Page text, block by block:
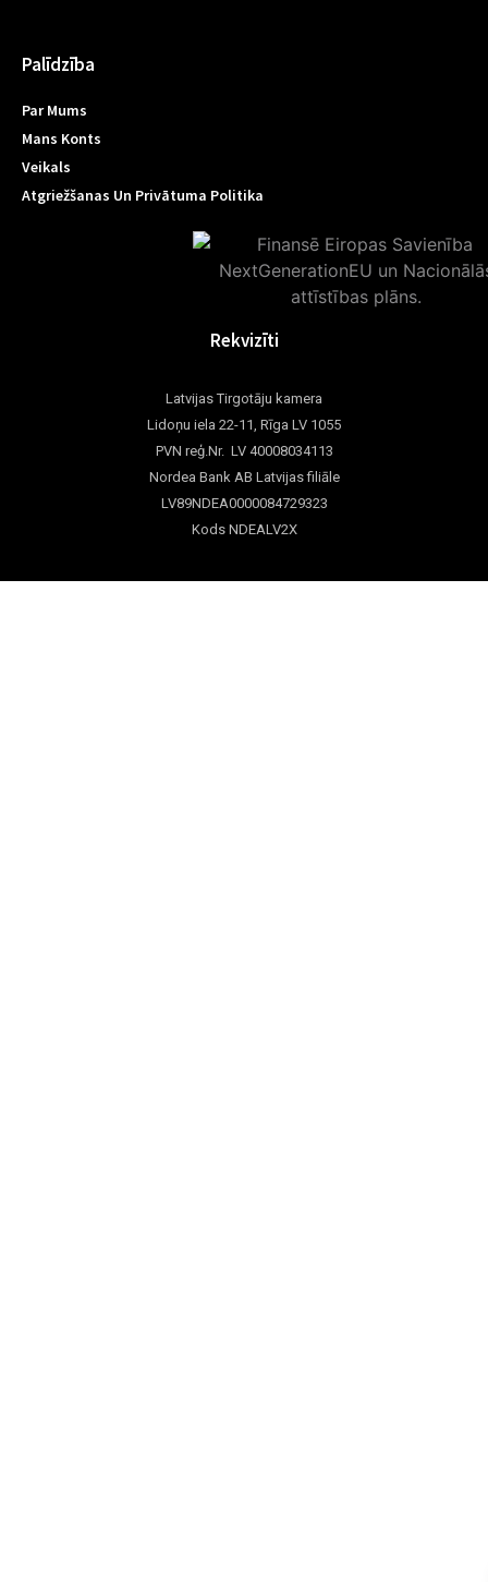
Palīdzība
Par Mums
Mans Konts
Veikals
Atgriežšanas Un Privātuma Politika
Rekvizīti
Latvijas Tirgotāju kamera
Lidoņu iela 22-11, Rīga LV 1055
PVN reģ.Nr. LV 40008034113
Nordea Bank AB Latvijas filiāle
LV89NDEA0000084729323
Kods NDEALV2X